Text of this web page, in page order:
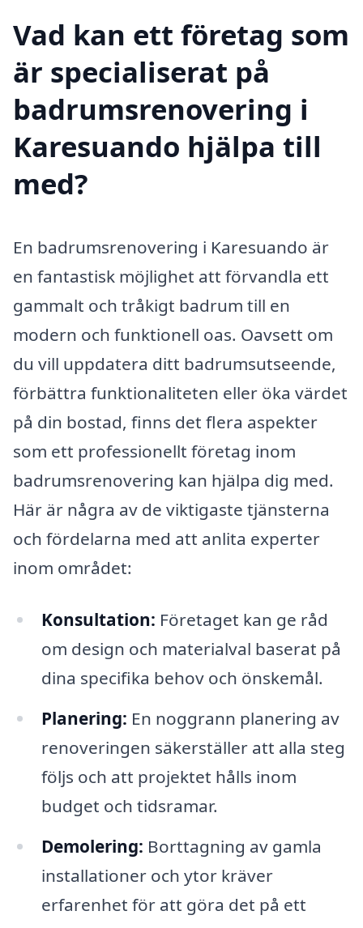
Vad kan ett företag som
är specialiserat på
badrumsrenovering i
Karesuando hjälpa till
med?
En badrumsrenovering i Karesuando är
en fantastisk möjlighet att förvandla ett
gammalt och tråkigt badrum till en
modern och funktionell oas. Oavsett om
du vill uppdatera ditt badrumsutseende,
förbättra funktionaliteten eller öka värdet
på din bostad, finns det flera aspekter
som ett professionellt företag inom
badrumsrenovering kan hjälpa dig med.
Här är några av de viktigaste tjänsterna
och fördelarna med att anlita experter
inom området:
Konsultation: Företaget kan ge råd
om design och materialval baserat på
dina specifika behov och önskemål.
Planering: En noggrann planering av
renoveringen säkerställer att alla steg
följs och att projektet hålls inom
budget och tidsramar.
Demolering: Borttagning av gamla
installationer och ytor kräver
erfarenhet för att göra det på ett